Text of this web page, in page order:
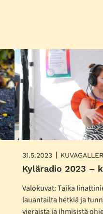
31.5.2023
Kyläradio 2023 –
Valokuvat: Taika
lauantailta hetkiä ja
vieraista ja ihmisistä